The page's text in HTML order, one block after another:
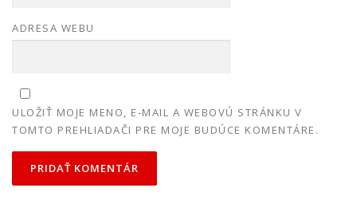
ADRESA WEBU
ULOŽIŤ MOJE MENO, E-MAIL A WEBOVÚ STRÁNKU V
TOMTO PREHLIADAČI PRE MOJE BUDÚCE KOMENTÁRE.